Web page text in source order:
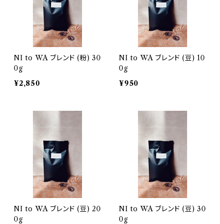
NI to WA ブレンド (粉) 30
0g
¥2,850
NI to WA ブレンド (豆) 10
0g
¥950
NI to WA ブレンド (豆) 20
0g
NI to WA ブレンド (豆) 30
0g